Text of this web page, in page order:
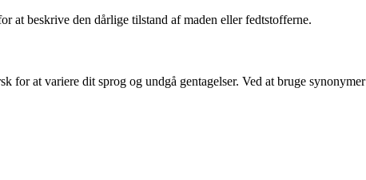
at beskrive den dårlige tilstand af maden eller fedtstofferne.
for at variere dit sprog og undgå gentagelser. Ved at bruge synonymer